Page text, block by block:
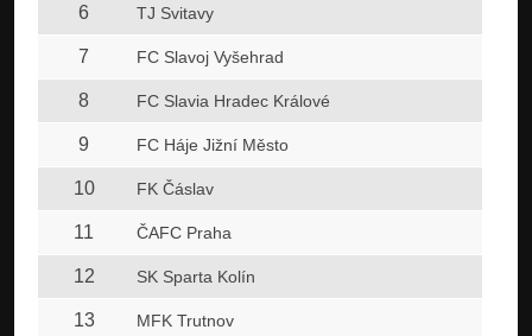
6 TJ Svitavy
7 FC Slavoj Vyšehrad
8 FC Slavia Hradec Králové
9 FC Háje Jižní Město
10 FK Čáslav
11 ČAFC Praha
12 SK Sparta Kolín
13 MFK Trutnov